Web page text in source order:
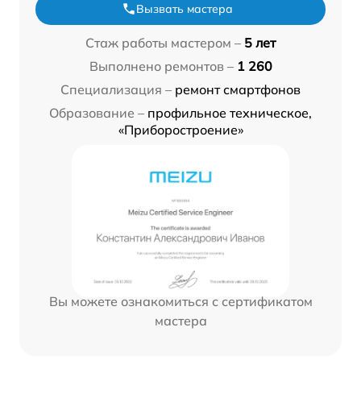
Вызвать мастера
Стаж работы мастером – 5 лет
Выполнено ремонтов – 1 260
Специализация – ремонт смартфонов
Образование – профильное техническое,
«Приборостроение»
Вы можете ознакомиться с сертификатом
мастера